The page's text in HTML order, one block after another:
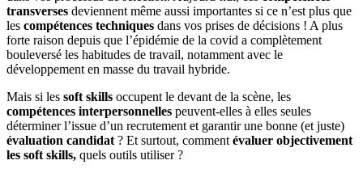
transverses deviennent même aussi importantes si ce n’est plus que
les compétences techniques dans vos prises de décisions ! A plus
forte raison depuis que l’épidémie de la covid a complètement
bouleversé les habitudes de travail, notamment avec le
développement en masse du travail hybride.
Mais si les soft skills occupent le devant de la scène, les
compétences interpersonnelles peuvent-elles à elles seules
déterminer l’issue d’un recrutement et garantir une bonne (et juste)
évaluation candidat ? Et surtout, comment évaluer objectivement
les soft skills, quels outils utiliser ?